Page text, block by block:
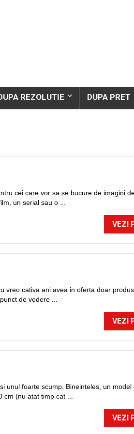
REZOLUTIE DUPA PRET
cei care vor sa se bucure de imagini
un serial sau o ...
VEZI
vreo cativa ani avea in oferta doar
de vedere ...
VEZI
unul foarte scump. Bineinteles, un model
(nu atat timp cat ...
VEZI